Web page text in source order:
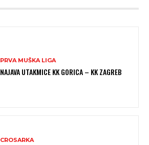
PRVA MUŠKA LIGA
NAJAVA UTAKMICE KK GORICA – KK ZAGREB
CROSARKA